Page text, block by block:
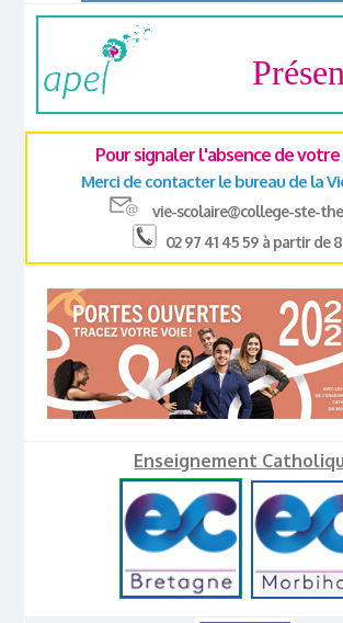
Pour signaler l'absence de
Merci de contacter le bureau de la
vie-scolaire@college-ste-
02 97 41 45 59 à partir de
Enseignement